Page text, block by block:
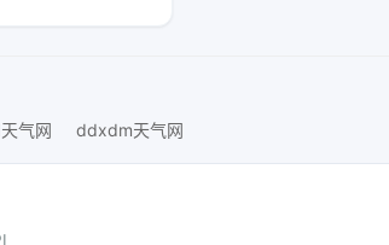
气网 ddxdm天气网